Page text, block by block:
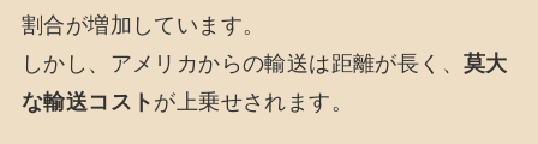
割合が増加しています。
しかし、アメリカからの輸送は距離が長く、 莫大
な輸送コスト が上乗せされます。